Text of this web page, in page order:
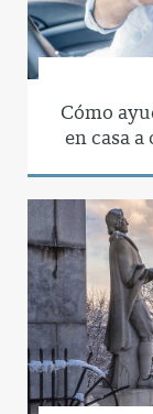
Cómo
en casa